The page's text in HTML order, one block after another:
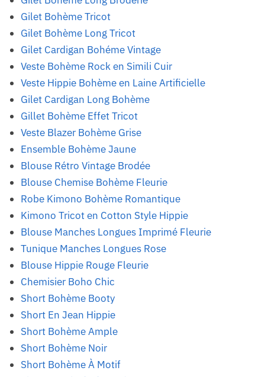
Gilet Bohème Tricot
Gilet Bohème Long Tricot
Gilet Cardigan Bohéme Vintage
Veste Bohème Rock en Simili Cuir
Veste Hippie Bohème en Laine Artificielle
Gilet Cardigan Long Bohème
Gillet Bohème Effet Tricot
Veste Blazer Bohème Grise
Ensemble Bohème Jaune
Blouse Rétro Vintage Brodée
Blouse Chemise Bohème Fleurie
Robe Kimono Bohème Romantique
Kimono Tricot en Cotton Style Hippie
Blouse Manches Longues Imprimé Fleurie
Tunique Manches Longues Rose
Blouse Hippie Rouge Fleurie
Chemisier Boho Chic
Short Bohème Booty
Short En Jean Hippie
Short Bohème Ample
Short Bohème Noir
Short Bohème À Motif